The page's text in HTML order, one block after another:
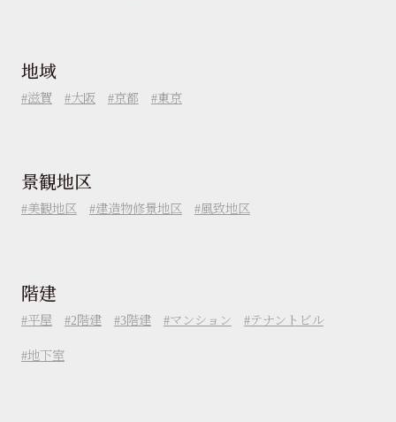
地域
滋賀 大阪 京都 東京
景観地区
美観地区 建造物修景地区 風致地区
階建
平屋 2階建 3階建 マンション テナントビル
地下室